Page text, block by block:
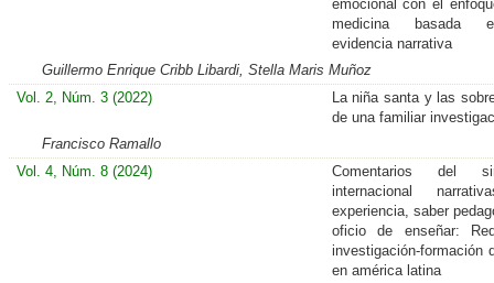
emocional con el
medicina basada
evidencia narrativa
Guillermo Enrique Cribb Libardi, Stella Maris Muñoz
Vol. 2, Núm. 3 (2022)
La niña santa y las
de una familiar
Francisco Ramallo
Vol. 4, Núm. 8 (2024)
Comentarios del
internacional
experiencia, saber
oficio de enseñar:
investigación-formación
en américa latina